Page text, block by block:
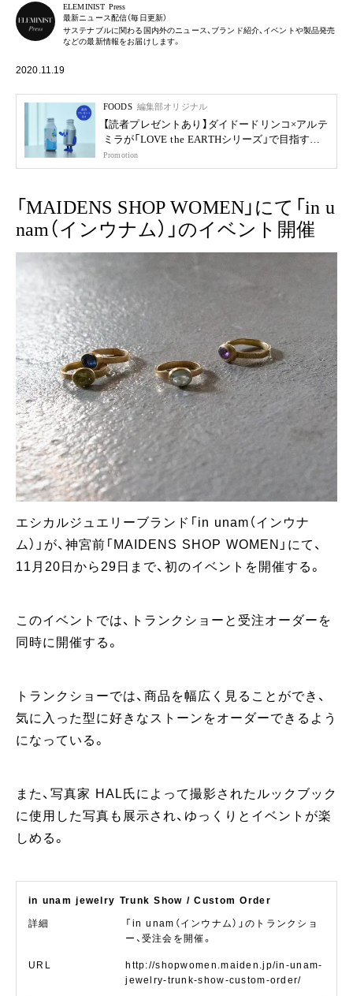
ELEMINIST Press
最新ニュース配信（毎日更新）
サステナブルに関わる国内外のニュース、ブランド紹介、イベントや製品発売
などの最新情報をお届けします。
2020.11.19
FOODS 編集部オリジナル
【読者プレゼントあり】ダイドードリンコ×アルテ
ミラが「LOVE the EARTHシリーズ」で目指す未
来
Promotion
「MAIDENS SHOP WOMEN」にて「in u
nam（インウナム）」のイベント開催
エシカルジュエリーブランド「in unam（インウナ
ム）」が、神宮前「MAIDENS SHOP WOMEN」にて、
11月20日から29日まで、初のイベントを開催する。
このイベントでは、トランクショーと受注オーダーを
同時に開催する。
トランクショーでは、商品を幅広く見ることができ、
気に入った型に好きなストーンをオーダーできるよう
になっている。
また、写真家 HAL氏によって撮影されたルックブック
に使用した写真も展示され、ゆっくりとイベントが楽
しめる。
in unam jewelry Trunk Show / Custom Order
詳細
「in unam（インウナム）」のトランクショ
ー、受注会を開催。
URL
http://shopwomen.maiden.jp/in-unam-
jewelry-trunk-show-custom-order/